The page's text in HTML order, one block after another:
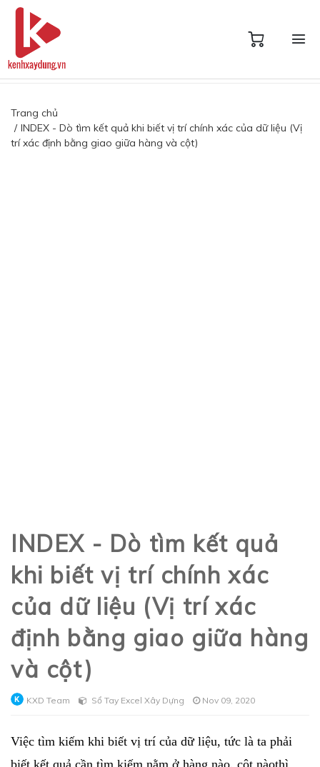
Trang chủ
INDEX - Dò tìm kết quả khi biết vị trí chính xác của dữ liệu (Vị
trí xác định bằng giao giữa hàng và cột)
INDEX - Dò tìm kết quả
khi biết vị trí chính xác
của dữ liệu (Vị trí xác
định bằng giao giữa hàng
và cột)
KXD Team Sổ Tay Excel Xây Dựng Nov 09, 2020
Việc tìm kiếm khi biết vị trí của dữ liệu, tức là ta phải
biết kết quả cần tìm kiếm nằm ở hàng nào, cột nàothì